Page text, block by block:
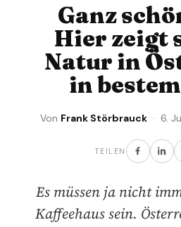
Ganz
Hier zeigt
Natur in
in
Von Frank Störbrauck · 6.
TEILEN
Es müssen ja nicht
Kaffeehaus sein.